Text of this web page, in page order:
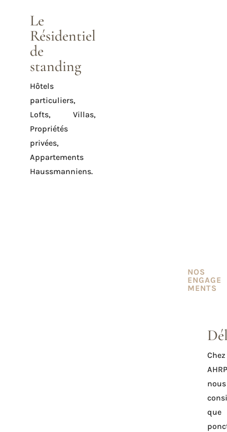
Le
Résidentiel
de
standing
Hôtels
particuliers,
Lofts, Villas,
Propriétés
privées,
Appartements
Haussmanniens.
NOS
ENGAGE
MENTS
Chez
nous